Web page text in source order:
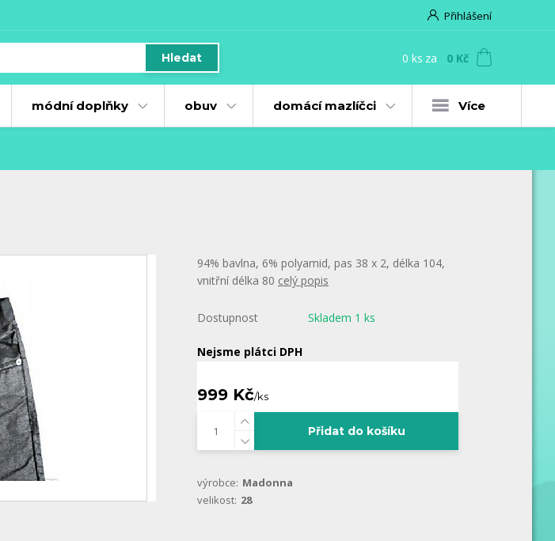
Přihlášení
Hledat 0 ks za 0 Kč
módní doplňky obuv domácí mazlíčci Více
94% bavlna, 6% polyamid, pas 38 x 2, délka 104,
vnitřní délka 80 celý popis
Dostupnost Skladem 1 ks
Nejsme plátci DPH
999 Kč/ks
Přidat do košíku
výrobce: Madonna
velikost: 28